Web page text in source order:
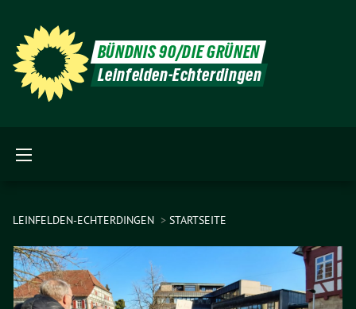
BÜNDNIS 90/DIE GRÜNEN
Leinfelden-Echterdingen
LEINFELDEN-ECHTERDINGEN STARTSEITE